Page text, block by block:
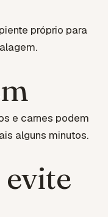
próprio para
e carnes podem
alguns minutos.